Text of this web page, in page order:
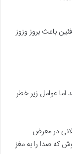
باعث بروز وزوز
عوامل زیر خطر
در معرض
که صدا را به مغز